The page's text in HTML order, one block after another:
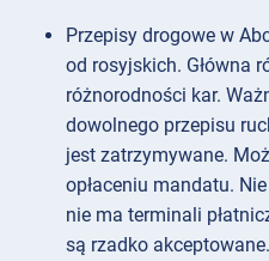
Przepisy drogowe w
od rosyjskich. Główna
różnorodności kar.
dowolnego przepisu
jest zatrzymywane.
opłaceniu mandatu.
nie ma terminali
są rzadko